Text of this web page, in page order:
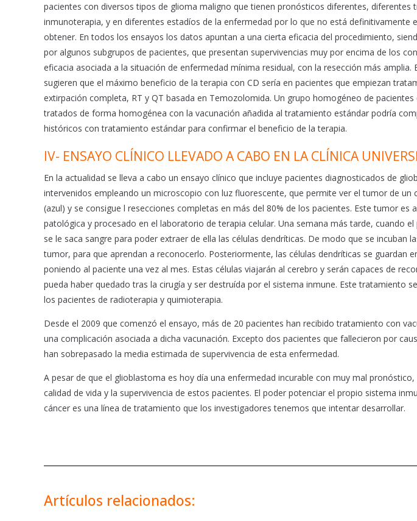
pacientes con diversos tipos de glioma maligno que tienen pronósticos diferentes, diferentes
inmunoterapia, y en diferentes estadíos de la enfermedad por lo que no está definitivamente
obtener. En todos los ensayos los datos apuntan a una cierta eficacia del procedimiento,
por algunos subgrupos de pacientes, que presentan supervivencias muy por encima de los
eficacia asociada a la situación de enfermedad mínima residual, con la resección más
sugieren que el máximo beneficio de la terapia con CD sería en pacientes que empiezan
extirpación completa, RT y QT basada en Temozolomida. Un grupo homogéneo de
tratados de forma homogénea con la vacunación añadida al tratamiento estándar podría
históricos con tratamiento estándar para confirmar el beneficio de la terapia.
IV- ENSAYO CLÍNICO LLEVADO A CABO EN LA CLÍNICA
En la actualidad se lleva a cabo un ensayo clínico que incluye pacientes diagnosticados de
intervenidos empleando un microscopio con luz fluorescente, que permite ver el tumor de
(azul) y se consigue l resecciones completas en más del 80% de los pacientes. Este tumor
patológica y procesado en el laboratorio de terapia celular. Una semana más tarde, cuando
se le saca sangre para poder extraer de ella las células dendríticas. De modo que se incuban
tumor, para que aprendan a reconocerlo. Posteriormente, las células dendríticas se guardan
poniendo al paciente una vez al mes. Estas células viajarán al cerebro y serán capaces de
pueda haber quedado tras la cirugía y ser destruída por el sistema inmune. Este tratamiento
los pacientes de radioterapia y quimioterapia.
Desde el 2009 que comenzó el ensayo, más de 20 pacientes han recibido tratamiento con
una complicación asociada a dicha vacunación. Excepto dos pacientes que fallecieron por
han sobrepasado la media estimada de supervivencia de esta enfermedad.
A pesar de que el glioblastoma es hoy día una enfermedad incurable con muy mal
calidad de vida y la supervivencia de estos pacientes. El poder potenciar el propio sistema
cáncer es una línea de tratamiento que los investigadores tenemos que intentar desarrollar.
Artículos relacionados: